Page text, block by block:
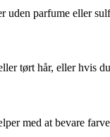
uden parfume eller
tørt hår, eller hvis
med at bevare